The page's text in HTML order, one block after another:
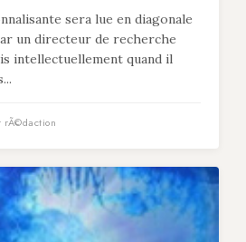
sera lue en diagonale
un directeur de recherche
intellectuellement quand il